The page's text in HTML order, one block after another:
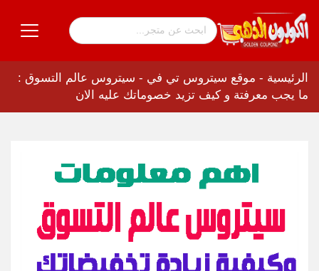
الرئيسية - موقع سيتروس تي في - سيتروس عالم التسوق :
ما يجب معرفتة و كيف تزيد خصوماتك عليه الان